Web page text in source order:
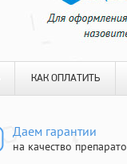
КАК ОПЛАТИТЬ
Даем гарантии
на качество